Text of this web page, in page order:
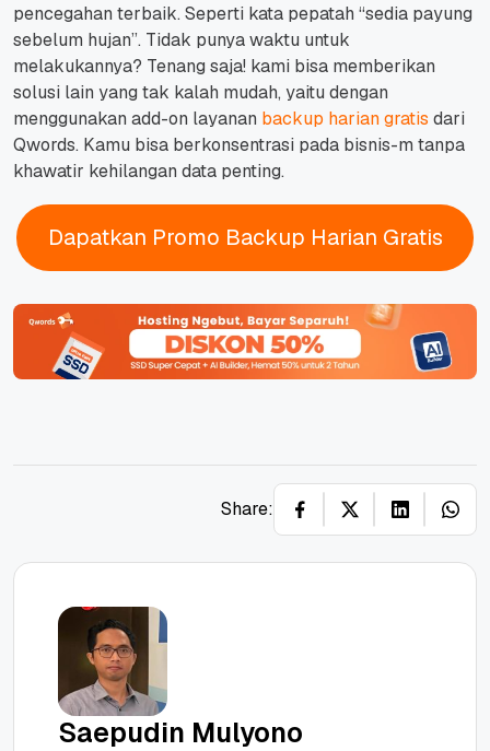
pencegahan terbaik. Seperti kata pepatah “sedia payung
sebelum hujan”. Tidak punya waktu untuk
melakukannya? Tenang saja! kami bisa memberikan
solusi lain yang tak kalah mudah, yaitu dengan
menggunakan add-on layanan backup harian gratis dari
Qwords. Kamu bisa berkonsentrasi pada bisnis-m tanpa
khawatir kehilangan data penting.
Dapatkan Promo Backup Harian Gratis
Share:
Saepudin Mulyono